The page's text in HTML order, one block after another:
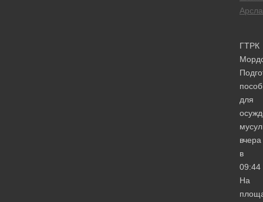
ГТРК
для
вчера
в
09:44
На